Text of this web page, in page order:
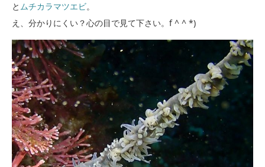
と ムチカラマツエビ。
え、分かりにくい？心の目で見て下さい。f ^ ^ *)